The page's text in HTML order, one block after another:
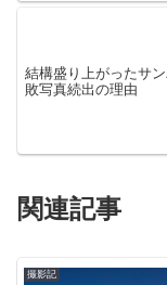
結構盛り上がったサ
敗写真続出の理由
関連記事
撮影記